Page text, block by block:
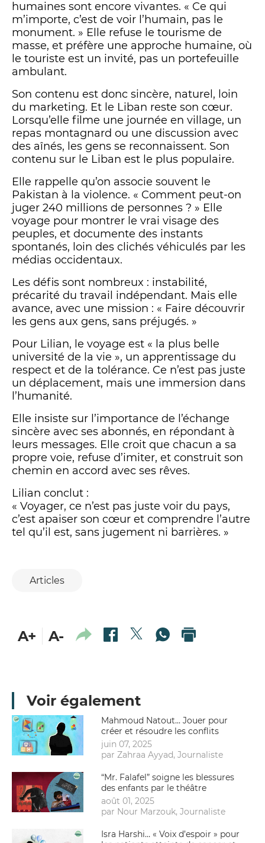
humaines sont encore vivantes. « Ce qui
m’importe, c’est de voir l’humain, pas le
monument. » Elle refuse le tourisme de
masse, et préfère une approche humaine, où
le touriste est un invité, pas un portefeuille
ambulant.
Son contenu est donc sincère, naturel, loin
du marketing. Et le Liban reste son cœur.
Lorsqu’elle filme une journée en village, un
repas montagnard ou une discussion avec
des aînés, les gens se reconnaissent. Son
contenu sur le Liban est le plus populaire.
Elle rappelle qu’on associe souvent le
Pakistan à la violence. « Comment peut-on
juger 240 millions de personnes ? » Elle
voyage pour montrer le vrai visage des
peuples, et documente des instants
spontanés, loin des clichés véhiculés par les
médias occidentaux.
Les défis sont nombreux : instabilité,
précarité du travail indépendant. Mais elle
avance, avec une mission : « Faire découvrir
les gens aux gens, sans préjugés. »
Pour Lilian, le voyage est « la plus belle
université de la vie », un apprentissage du
respect et de la tolérance. Ce n’est pas juste
un déplacement, mais une immersion dans
l’humanité.
Elle insiste sur l’importance de l’échange
sincère avec ses abonnés, en répondant à
leurs messages. Elle croit que chacun a sa
propre voie, refuse d’imiter, et construit son
chemin en accord avec ses rêves.
Lilian conclut :
« Voyager, ce n’est pas juste voir du pays,
c’est apaiser son cœur et comprendre l’autre
tel qu’il est, sans jugement ni barrières. »
Articles
A+ A-
Voir également
Mahmoud Natout... Jouer pour
créer et résoudre les conflits
juin 07, 2025
par Zahraa Ayyad, Journaliste
“Mr. Falafel” soigne les blessures
des enfants par le théâtre
août 01, 2025
par Nour Marzouk, Journaliste
Isra Harshi… « Voix d’espoir » pour